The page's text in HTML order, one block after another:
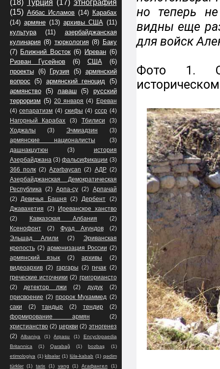
но теперь
видны еще
для войск
Фото 1.
(18) Турция (17) этнография
(15) Аббас Исламов (14)
Карабах
(14) армяне (13) архивы США (11)
культура
(11)
азербайджанская
кулинария (8) тюркология (8) Баку
(7) Ближний Восток (6) Иреван (6)
Ризван Гусейнов
(6) США
(6)
проекты
(6) Грузия (5)
армянский
вопрос
(5) армянский геноцид
(5)
армянство
(5) лаваш (5)
русский
терроризм (5) 20 января (4) Ереван
(4) сепаратизм (4) скифы (4) ссср (4)
Нагорный Карабах
(3) Тбилиси
(3)
Ходжалы
(3) Эчмиадзин
(3)
армянские националисты
(3)
дашнакцутюн
(3)
история
Азербайджана (3) фальсификации (3)
366 полк (2) Azərbaycan (2) АДР (2)
Азербайджанская Демократическая
Республика
(2) Арпа-су (2)
Арпачай
(2)
Девичья Башня (2) Дербент
(2)
Джавахетия
(2)
Иреванское ханство
(2)
Кавказская Албания
(2)
Ксенофонт
(2) Фуад Ахундов
(2)
Эльшад Алили
(2)
Эриванская
крепость (2) арменизация России (2)
армянский язык
(2) архивы
(2)
видеоархив (2) гаргары (2) гнчак (2)
греческие источники (2) григориансто
(2)
детектор лжи (2) дудук
(2)
присвоение (2) пророк Мухаммед (2)
саки
(2) тандыр (2) тендир
(2)
формирование армян
(2)
христианство (2) церкви (2) этногенез
(2)
Albaniya (1) Arpasu (1)
Encyclopaedia
Britannica
(1) Qarabağ (1) bozbaş
(1)
etimologiya (1) kilsələr (1) lülə-kabab (1) qədim
türklər
(1) tarix (1) vəng (1) Агафангел
(1)